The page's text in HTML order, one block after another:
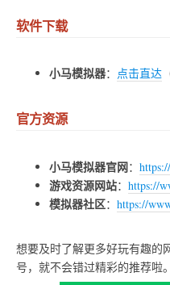
软件下载
小马模拟器： 点击直达
官方资源
小马模拟器官网：
游戏资源网站： https://
模拟器社区： https://
想要及时了解更多好玩有趣的
号，就不会错过精彩的推荐啦。